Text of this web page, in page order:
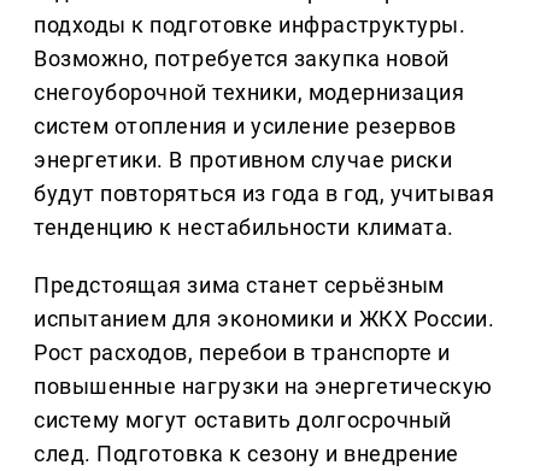
подходы к подготовке инфраструктуры.
Возможно, потребуется закупка новой
снегоуборочной техники, модернизация
систем отопления и усиление резервов
энергетики. В противном случае риски
будут повторяться из года в год, учитывая
тенденцию к нестабильности климата.
Предстоящая зима станет серьёзным
испытанием для экономики и ЖКХ России.
Рост расходов, перебои в транспорте и
повышенные нагрузки на энергетическую
систему могут оставить долгосрочный
след. Подготовка к сезону и внедрение